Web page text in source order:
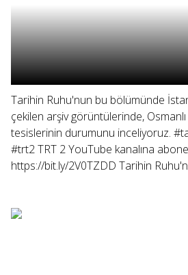
Tarihin Ruhu'nun bu bölümünde
çekilen arşiv görüntülerinde, Osmanlı
tesislerinin durumunu inceliyoruz.
#trt2 TRT 2 YouTube kanalına
https://bit.ly/2V0TZDD Tarihin